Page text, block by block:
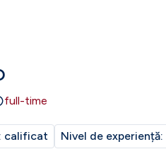
full-time
calificat Nivel de experiență: